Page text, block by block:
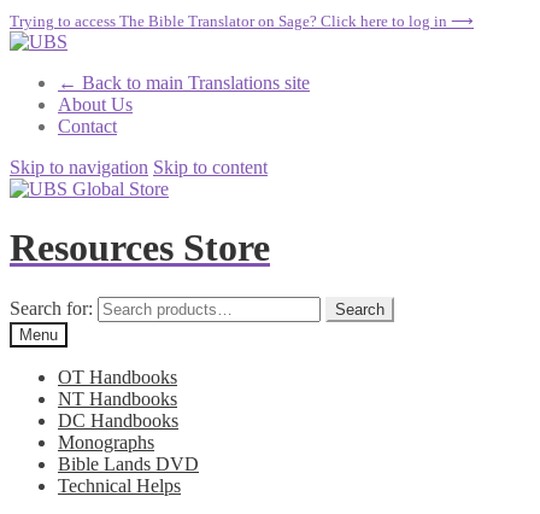
Trying to access The Bible Translator on Sage? Click here to log in ⟶
← Back to main Translations site
About Us
Contact
Skip to navigation Skip to content
Resources Store
Search for:
Search
Menu
OT Handbooks
NT Handbooks
DC Handbooks
Monographs
Bible Lands DVD
Technical Helps